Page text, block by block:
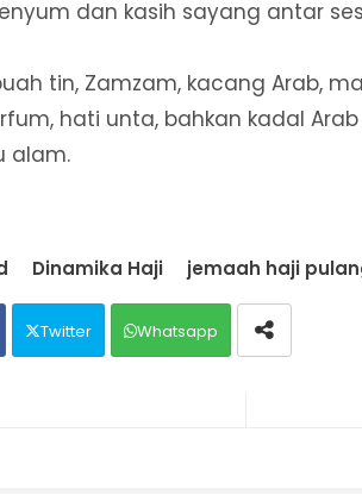
dan kasih sayang antar
tin, Zamzam, kacang Arab,
hati unta, bahkan kadal
alam.
Dinamika Haji jemaah haji
Twitter Whatsapp